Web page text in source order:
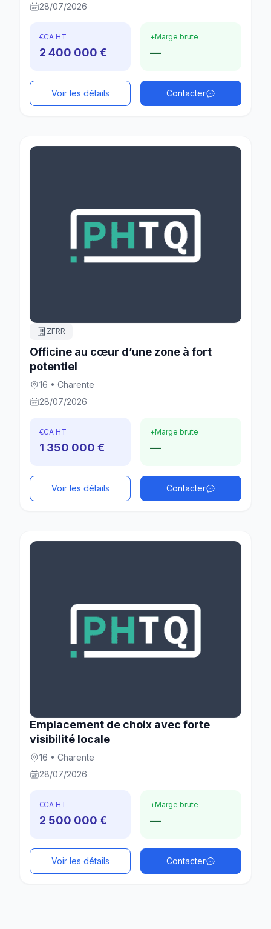
28/07/2026
€CA HT
2 400 000 €
+Marge brute
—
Voir les détails Contacter
ZFRR
Officine au cœur d’une zone à fort
potentiel
16 • Charente
28/07/2026
€CA HT
1 350 000 €
+Marge brute
—
Voir les détails Contacter
Emplacement de choix avec forte
visibilité locale
16 • Charente
28/07/2026
€CA HT
2 500 000 €
+Marge brute
—
Voir les détails Contacter